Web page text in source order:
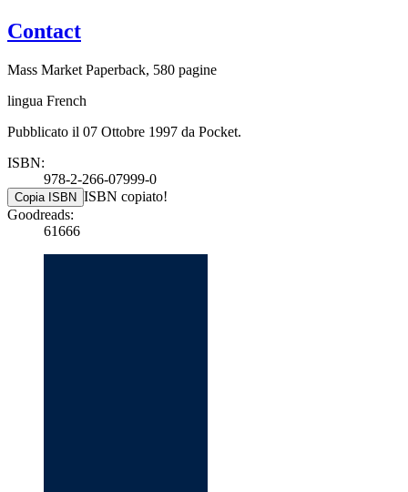
Contact
Mass Market Paperback, 580 pagine
lingua French
Pubblicato il 07 Ottobre 1997 da Pocket.
ISBN:
978-2-266-07999-0
Copia ISBN ISBN copiato!
Goodreads:
61666